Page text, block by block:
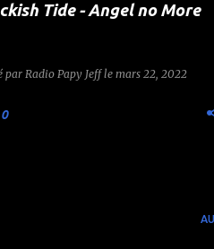
Tide - Angel no More
par Radio Papy Jeff le mars 22, 2022
0